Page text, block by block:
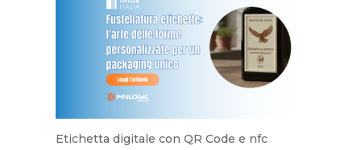
Etichetta digitale con QR Code e nfc